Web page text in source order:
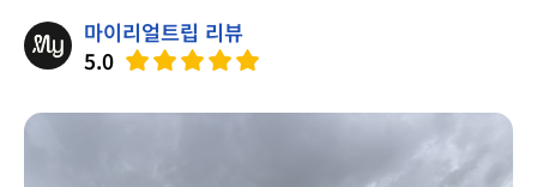
마이리얼트립 리뷰
5.0